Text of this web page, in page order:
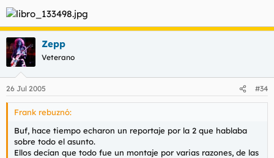
Zepp
Veterano
26 Jul 2005 #34
Frank rebuznó:
Buf, hace tiempo echaron un reportaje por la 2 que hablaba
sobre todo el asunto.
Ellos decían que todo fue un montaje por varias razones, de las